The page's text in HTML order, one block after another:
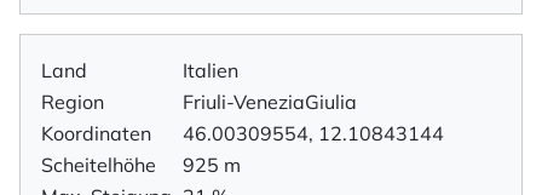
Land
Italien
Region
Friuli-VeneziaGiulia
Koordinaten
46.00309554, 12.10843144
Scheitelhöhe
925 m